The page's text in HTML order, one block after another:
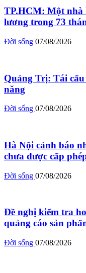
TP.HCM: Một nhà
lương trong 73
Đời sống 07/08/2026
Quảng Trị: Tái
năng
Đời sống 07/08/2026
Hà Nội cảnh báo
chưa được cấp
Đời sống 07/08/2026
Đề nghị kiểm tra
quảng cáo sản
Đời sống 07/08/2026